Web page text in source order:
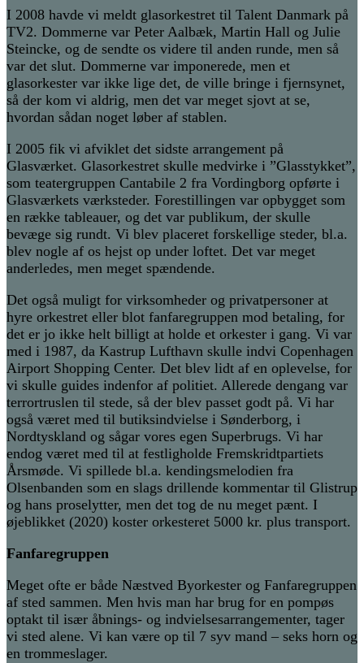
I 2008 havde vi meldt glasorkestret til Talent Danmark på
TV2. Dommerne var Peter Aalbæk, Martin Hall og Julie
Steincke, og de sendte os videre til anden runde, men så
var det slut. Dommerne var imponerede, men et
glasorkester var ikke lige det, de ville bringe i fjernsynet,
så der kom vi aldrig, men det var meget sjovt at se,
hvordan sådan noget løber af stablen.
I 2005 fik vi afviklet det sidste arrangement på
Glasværket. Glasorkestret skulle medvirke i ”Glasstykket”,
som teatergruppen Cantabile 2 fra Vordingborg opførte i
Glasværkets værksteder. Forestillingen var opbygget som
en række tableauer, og det var publikum, der skulle
bevæge sig rundt. Vi blev placeret forskellige steder, bl.a.
blev nogle af os hejst op under loftet. Det var meget
anderledes, men meget spændende.
Det også muligt for virksomheder og privatpersoner at
hyre orkestret eller blot fanfaregruppen mod betaling, for
det er jo ikke helt billigt at holde et orkester i gang. Vi var
med i 1987, da Kastrup Lufthavn skulle indvi Copenhagen
Airport Shopping Center. Det blev lidt af en oplevelse, for
vi skulle guides indenfor af politiet. Allerede dengang var
terrortruslen til stede, så der blev passet godt på. Vi har
også været med til butiksindvielse i Sønderborg, i
Nordtyskland og sågar vores egen Superbrugs. Vi har
endog været med til at festligholde Fremskridtpartiets
Årsmøde. Vi spillede bl.a. kendingsmelodien fra
Olsenbanden som en slags drillende kommentar til Glistrup
og hans proselytter, men det tog de nu meget pænt. I
øjeblikket (2020) koster orkesteret 5000 kr. plus transport.
Fanfaregruppen
Meget ofte er både Næstved Byorkester og Fanfaregruppen
af sted sammen. Men hvis man har brug for en pompøs
optakt til især åbnings- og indvielsesarrangementer, tager
vi sted alene. Vi kan være op til 7 syv mand – seks horn og
en trommeslager.